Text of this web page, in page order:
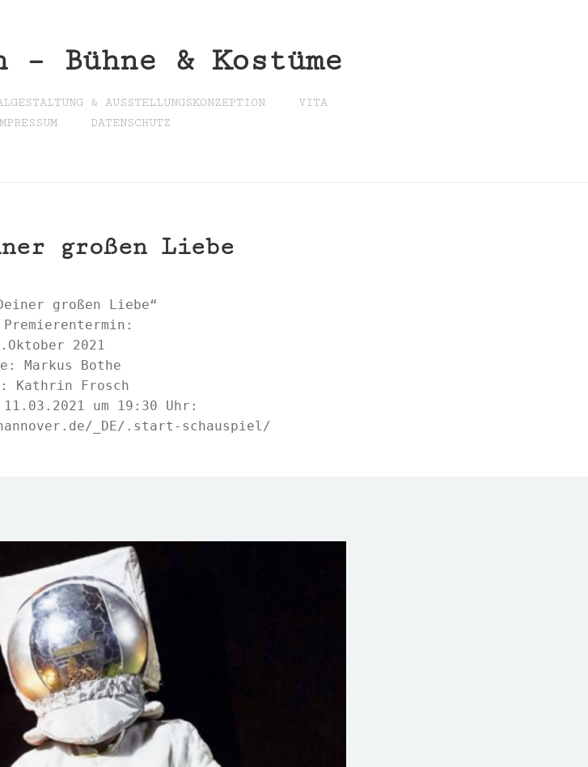
Bühne & Kostüme
& AUSSTELLUNGSKONZEPTION
VITA
DATENSCHUTZ
großen Liebe
großen Liebe“
Premierentermin:
2021
Markus Bothe
Kathrin Frosch
11.03.2021 um 19:30 Uhr:
_DE/.start-schauspiel/